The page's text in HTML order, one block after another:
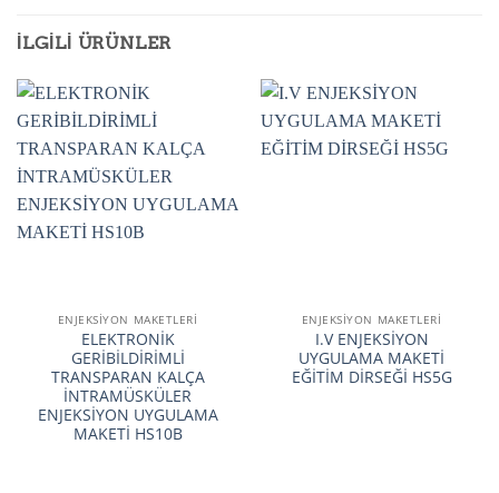
İLGILI ÜRÜNLER
ENJEKSİYON MAKETLERİ
ELEKTRONİK
GERİBİLDİRİMLİ
TRANSPARAN KALÇA
İNTRAMÜSKÜLER
ENJEKSİYON UYGULAMA
MAKETİ HS10B
ENJEKSİYON MAKETLERİ
I.V ENJEKSİYON
UYGULAMA MAKETİ
EĞİTİM DİRSEĞİ HS5G